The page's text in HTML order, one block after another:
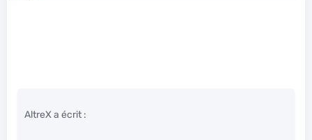
AltreX a écrit :